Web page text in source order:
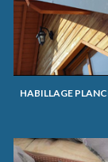
HABILLAGE